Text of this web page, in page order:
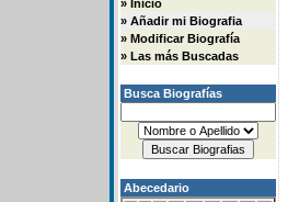
» Inicio
» Añadir mi Biografia
» Modificar Biografía
» Las más Buscadas
Busca Biografías
Abecedario